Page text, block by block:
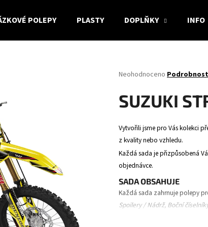
POLEPY PLASTY DOPLŇKY INFO
Průměrné
produktu
je
5
hvězdiček.
Neohodnoceno
SUZUKI
Vytvořili jsme pro Vás kolekci
z kvality nebo vzhledu.
Každá sada je přizpůsobená
objednávce.
SADA OBSAHUJE
Každá sada zahrnuje polepy
Spoilery / Nádrž, Boční
HLEDAT